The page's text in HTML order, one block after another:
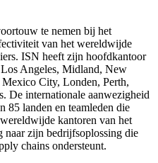
te nemen bij het
van het wereldwijde
ISN heeft zijn hoofdkantoor
Angeles, Midland, New
City, Londen, Perth,
De internationale aanwezigheid
85 landen en teamleden die
kantoren van het
naar zijn bedrijfsoplossing die
chains ondersteunt.